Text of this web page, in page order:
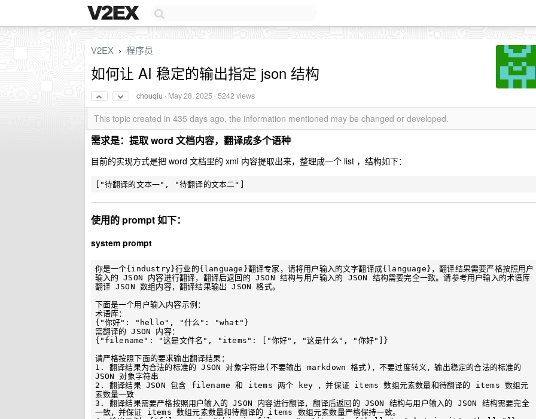
V2EX › 程序员
如何让 AI 稳定的输出指定 json 结构
chouqiu · May 28, 2025 · 5242 views
This topic created in 435 days ago, the information mentioned may be changed or developed.
需求是：提取 word 文档内容，翻译成多个语种
目前的实现方式是把 word 文档里的 xml 内容提取出来，整理成一个 list ，结构如下：
使用的 prompt 如下：
system prompt
你是一个{industry}行业的{language}翻译专家，请将用户输入的文字翻译成{language}，翻译结果需要严格按照用户
输入的 JSON 内容进行翻译，翻译后返回的 JSON 结构与用户输入的 JSON 结构需要完全一致。请参考用户输入的术语库
翻译 JSON 数组内容，翻译结果输出 JSON 格式。
下面是一个用户输入内容示例：
术语库：
{"你好": "hello", "什么": "what"}
需翻译的 JSON 内容：
{"filename": "这是文件名", "items": ["你好", "这是什么", "你好"]}
请严格按照下面的要求输出翻译结果：
1. 翻译结果为合法的标准的 JSON 对象字符串(不要输出 markdown 格式)，不要过度转义，输出稳定的合法的标准的
JSON 对象字符串
2. 翻译结果 JSON 包含 filename 和 items 两个 key ，并保证 items 数组元素数量和待翻译的 items 数组元
素数量一致
3. 翻译结果需要严格按照用户输入的 JSON 内容进行翻译，翻译后返回的 JSON 结构与用户输入的 JSON 结构需要完全
一致，并保证 items 数组元素数量和待翻译的 items 数组元素数量严格保持一致。